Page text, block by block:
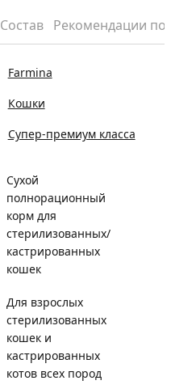
Состав Рекомендации
Farmina
Кошки
Супер-премиум класса
Сухой
полнорационный
корм для
стерилизованных/
кастрированных
кошек
Для взрослых
стерилизованных
кошек и
кастрированных
котов всех пород